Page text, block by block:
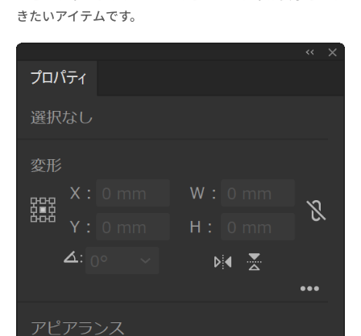
きたいアイテムです。